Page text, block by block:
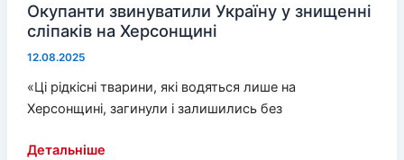
Окупанти звинуватили Україну у знищенні
сліпаків на Херсонщині
12.08.2025
«Ці рідкісні тварини, які водяться лише на
Херсонщині, загинули і залишились без
Окупанти
Детальніше